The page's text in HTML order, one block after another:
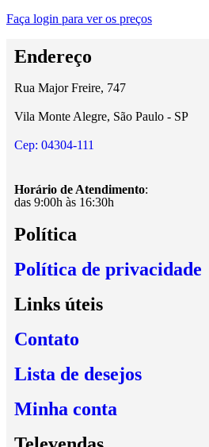
Faça login para ver os preços
Endereço
Rua Major Freire, 747
Vila Monte Alegre, São Paulo - SP
Cep: 04304-111
Horário de Atendimento:
das 9:00h às 16:30h
Política
Política de privacidade
Links úteis
Contato
Lista de desejos
Minha conta